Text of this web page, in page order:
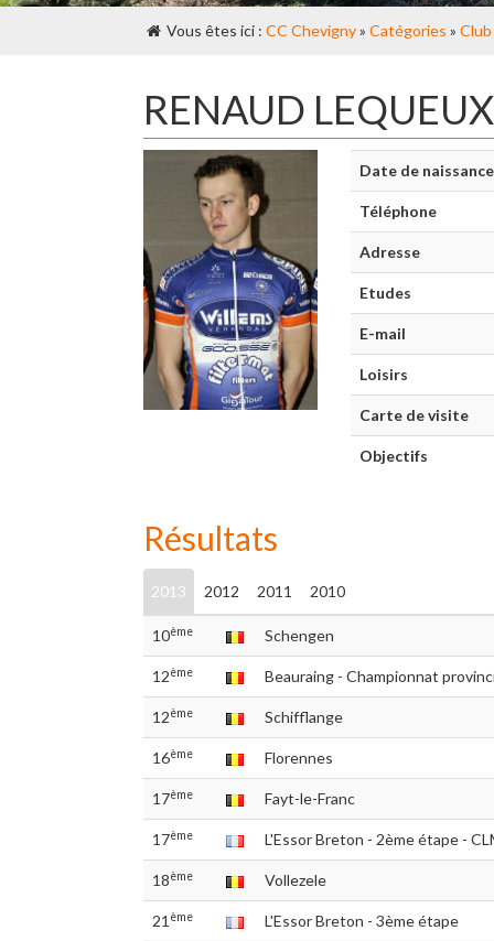
Vous êtes ici : CC Chevigny» Catégories » Club
RENAUD LEQUEUX
Date de naissance
Téléphone
Adresse
Etudes
E-mail
Loisirs
Carte de visite
Objectifs
Résultats
2013 2012 2011 2010
10ème Schengen
12ème Beauraing - Championnat
12ème Schifflange
16ème Florennes
17ème Fayt-le-Franc
17ème L'Essor Breton - 2ème étape -
18ème Vollezele
21 ème L'Essor Breton - 3ème étape